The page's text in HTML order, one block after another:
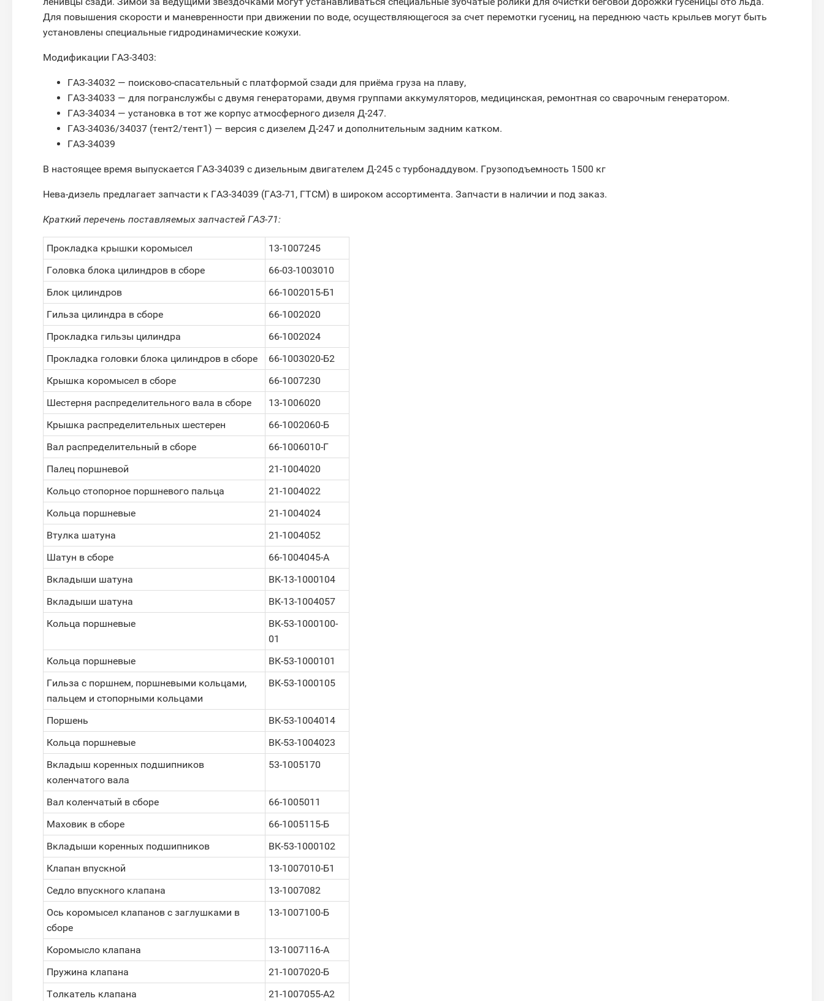
Для повышения скорости и маневренности при движении по воде, осуществляющегося за счет перемотки гусениц, на переднюю часть крыльев могут быть
установлены специальные гидродинамические кожухи.
Модификации ГАЗ-3403:
ГАЗ-34032 — поисково-спасательный с платформой сзади для приёма груза на плаву,
ГАЗ-34033 — для погранслужбы c двумя генераторами, двумя группами аккумуляторов, медицинская, ремонтная со сварочным генератором.
ГАЗ-34034 — установка в тот же корпус атмосферного дизеля Д-247.
ГАЗ-34036/34037 (тент2/тент1) — версия с дизелем Д-247 и дополнительным задним катком.
ГАЗ-34039
В настоящее время выпускается ГАЗ-34039 с дизельным двигателем Д-245 с турбонаддувом. Грузоподъемность 1500 кг
Нева-дизель предлагает запчасти к ГАЗ-34039 (ГАЗ-71, ГТСМ) в широком ассортимента. Запчасти в наличии и под заказ.
Краткий перечень поставляемых запчастей ГАЗ-71:
Прокладка крышки коромысел
13-1007245
Головка блока цилиндров в сборе
66-03-1003010
Блок цилиндров
66-1002015-Б1
Гильза цилиндра в сборе
66-1002020
Прокладка гильзы цилиндра
66-1002024
Прокладка головки блока цилиндров в сборе
66-1003020-Б2
Крышка коромысел в сборе
66-1007230
Шестерня распределительного вала в сборе
13-1006020
Крышка распределительных шестерен
66-1002060-Б
Вал распределительный в сборе
66-1006010-Г
Палец поршневой
21-1004020
Кольцо стопорное поршневого пальца
21-1004022
Кольца поршневые
21-1004024
Втулка шатуна
21-1004052
Шатун в сборе
66-1004045-А
Вкладыши шатуна
ВК-13-1000104
Вкладыши шатуна
ВК-13-1004057
Кольца поршневые
ВК-53-1000100-
01
Кольца поршневые
ВК-53-1000101
Гильза с поршнем, поршневыми кольцами,
пальцем и стопорными кольцами
ВК-53-1000105
Поршень
ВК-53-1004014
Кольца поршневые
ВК-53-1004023
Вкладыш коренных подшипников
коленчатого вала
53-1005170
Вал коленчатый в сборе
66-1005011
Маховик в сборе
66-1005115-Б
Вкладыши коренных подшипников
ВК-53-1000102
Клапан впускной
13-1007010-Б1
Седло впускного клапана
13-1007082
Ось коромысел клапанов с заглушками в
сборе
13-1007100-Б
Коромысло клапана
13-1007116-А
Пружина клапана
21-1007020-Б
Толкатель клапана
21-1007055-А2